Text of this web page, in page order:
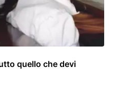
quello che devi